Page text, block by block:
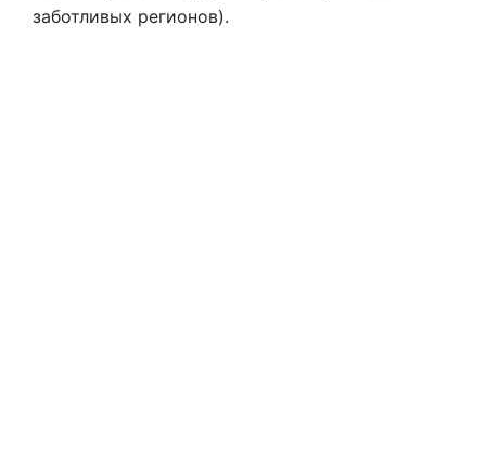
заботливых регионов).